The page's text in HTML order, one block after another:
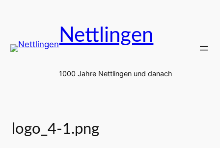
Nettlingen
1000 Jahre Nettlingen und danach
logo_4-1.png